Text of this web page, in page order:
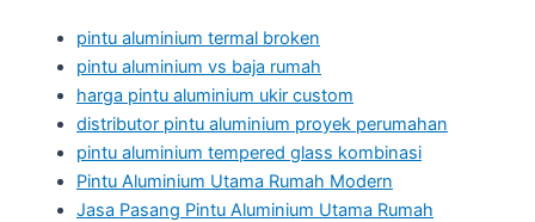
pintu aluminium termal broken
pintu aluminium vs baja rumah
harga pintu aluminium ukir custom
distributor pintu aluminium proyek perumahan
pintu aluminium tempered glass kombinasi
Pintu Aluminium Utama Rumah Modern
Jasa Pasang Pintu Aluminium Utama Rumah